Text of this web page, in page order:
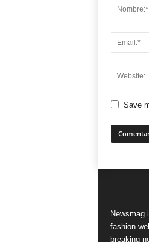
Save
Newsmag
fashion
breaking